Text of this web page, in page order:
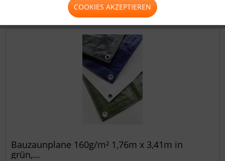
Merken
Bauzaunplane 160g/m² 1,76m x 3,41m in
grün,...
COOKIES AKZEPTIEREN